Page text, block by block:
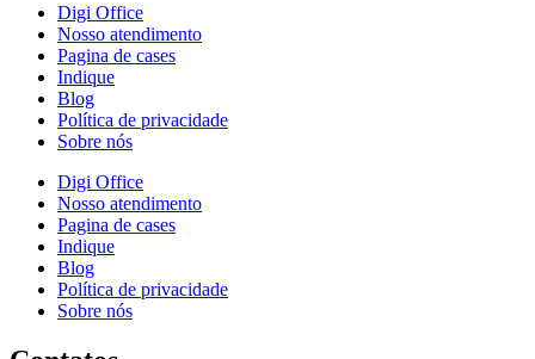
Digi Office
Nosso atendimento
Pagina de cases
Indique
Blog
Política de privacidade
Sobre nós
Digi Office
Nosso atendimento
Pagina de cases
Indique
Blog
Política de privacidade
Sobre nós